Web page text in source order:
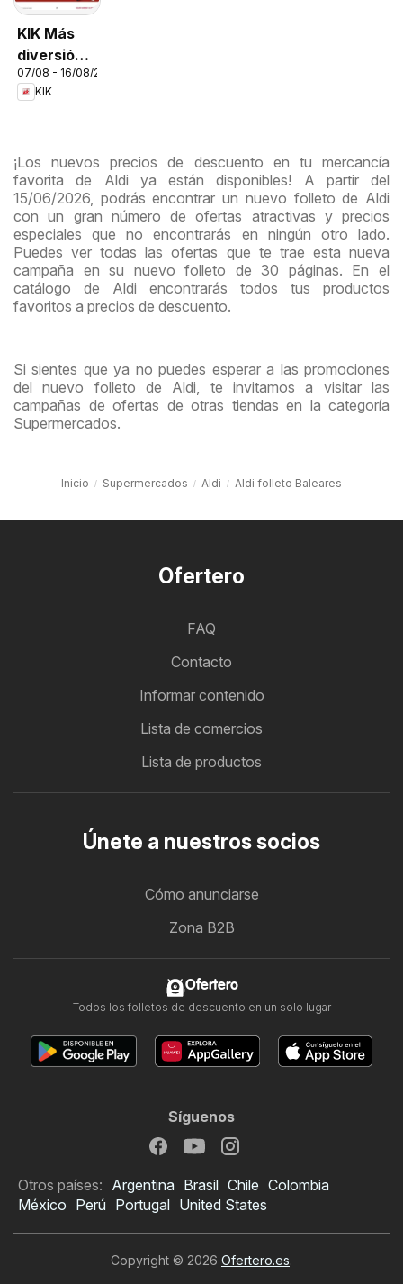
KIK Más
diversión
en el cole
07/08 - 16/08/2026
KIK
¡Los nuevos precios de descuento en tu mercancía
favorita de Aldi ya están disponibles! A partir del
15/06/2026, podrás encontrar un nuevo folleto de Aldi
con un gran número de ofertas atractivas y precios
especiales que no encontrarás en ningún otro lado.
Puedes ver todas las ofertas que te trae esta nueva
campaña en su nuevo folleto de 30 páginas. En el
catálogo de Aldi encontrarás todos tus productos
favoritos a precios de descuento.
Si sientes que ya no puedes esperar a las promociones
del nuevo folleto de Aldi, te invitamos a visitar las
campañas de ofertas de otras tiendas en la categoría
Supermercados.
Inicio Supermercados Aldi Aldi folleto Baleares
Ofertero
FAQ
Contacto
Informar contenido
Lista de comercios
Lista de productos
Únete a nuestros socios
Cómo anunciarse
Zona B2B
Ofertero
Todos los folletos de descuento en un solo lugar
Síguenos
Otros países: Argentina Brasil Chile Colombia
México Perú Portugal United States
Copyright © 2026 Ofertero.es.